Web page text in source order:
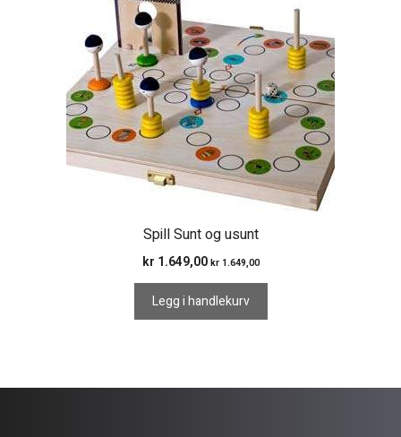
Spill Sunt og usunt
kr 1.649,00 kr1.649,00
Legg i handlekurv